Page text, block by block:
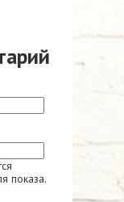
показа.